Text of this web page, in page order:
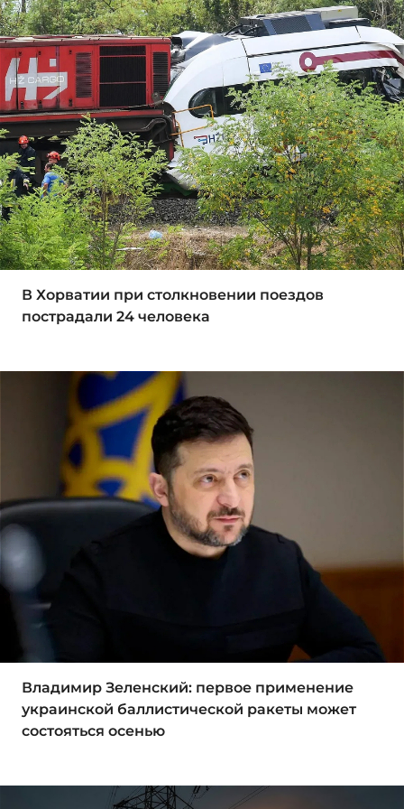
В Хорватии при столкновении поездов
пострадали 24 человека
Владимир Зеленский: первое применение
украинской баллистической ракеты может
состояться осенью